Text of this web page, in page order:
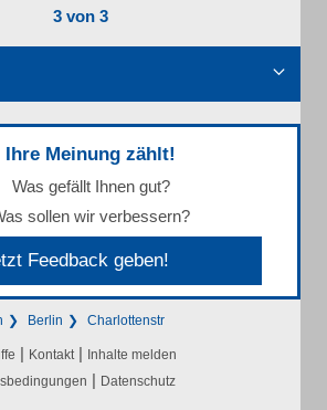
3 von 3
Ihre Meinung zählt!
Was gefällt Ihnen gut?
sollen wir verbessern?
Feedback geben!
Berlin Charlottenstr
| Kontakt | Inhalte melden
| Datenschutz